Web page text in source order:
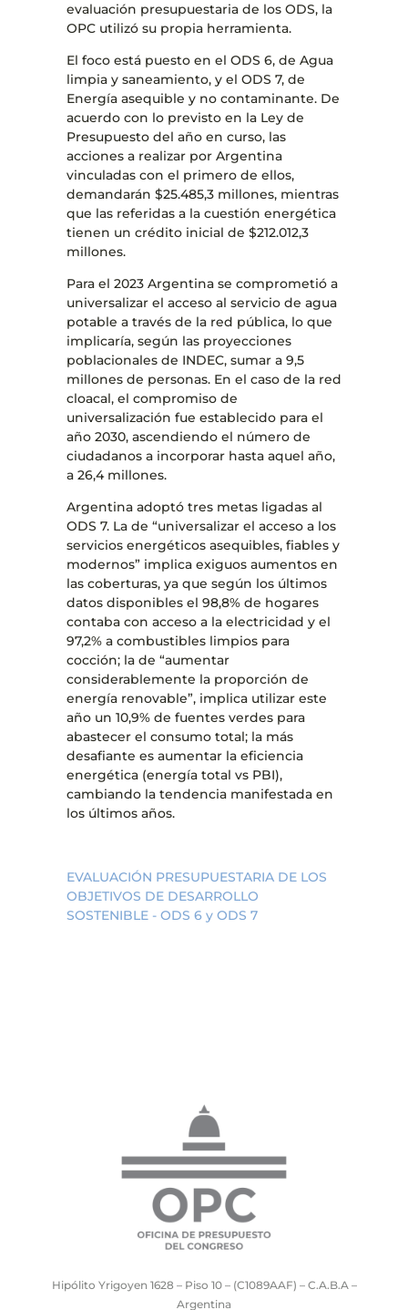
evaluación presupuestaria de los ODS, la
OPC utilizó su propia herramienta.
El foco está puesto en el ODS 6, de Agua
limpia y saneamiento, y el ODS 7, de
Energía asequible y no contaminante. De
acuerdo con lo previsto en la Ley de
Presupuesto del año en curso, las
acciones a realizar por Argentina
vinculadas con el primero de ellos,
demandarán $25.485,3 millones, mientras
que las referidas a la cuestión energética
tienen un crédito inicial de $212.012,3
millones.
Para el 2023 Argentina se comprometió a
universalizar el acceso al servicio de agua
potable a través de la red pública, lo que
implicaría, según las proyecciones
poblacionales de INDEC, sumar a 9,5
millones de personas. En el caso de la red
cloacal, el compromiso de
universalización fue establecido para el
año 2030, ascendiendo el número de
ciudadanos a incorporar hasta aquel año,
a 26,4 millones.
Argentina adoptó tres metas ligadas al
ODS 7. La de “universalizar el acceso a los
servicios energéticos asequibles, fiables y
modernos” implica exiguos aumentos en
las coberturas, ya que según los últimos
datos disponibles el 98,8% de hogares
contaba con acceso a la electricidad y el
97,2% a combustibles limpios para
cocción; la de “aumentar
considerablemente la proporción de
energía renovable”, implica utilizar este
año un 10,9% de fuentes verdes para
abastecer el consumo total; la más
desafiante es aumentar la eficiencia
energética (energía total vs PBI),
cambiando la tendencia manifestada en
los últimos años.
EVALUACIÓN PRESUPUESTARIA DE LOS
OBJETIVOS DE DESARROLLO
SOSTENIBLE - ODS 6 y ODS 7
Hipólito Yrigoyen 1628 – Piso 10 – (C1089AAF) – C.A.B.A –
Argentina